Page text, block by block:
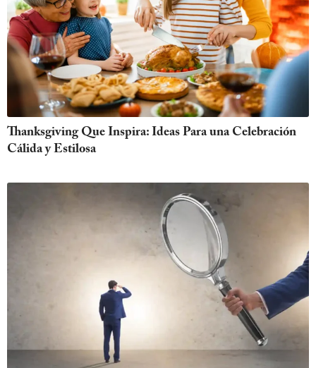
Thanksgiving Que Inspira: Ideas Para una Celebración
Cálida y Estilosa